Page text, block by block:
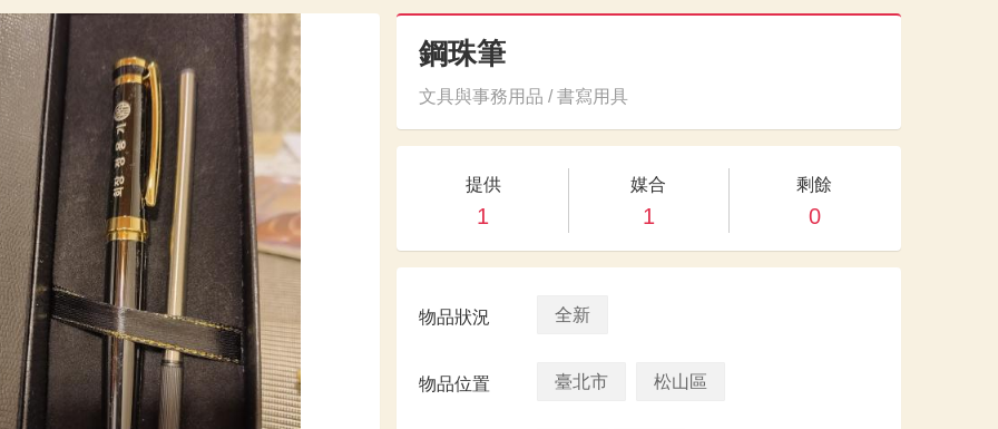
鋼珠筆
文具與事務用品 / 書寫用具
提供
1
媒合
1
剩餘
0
物品狀況 全新
物品位置 臺北市 松山區